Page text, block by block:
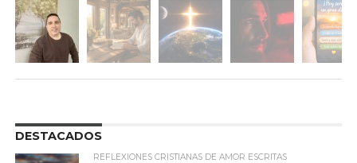
DESTACADOS
REFLEXIONES CRISTIANAS DE AMOR ESCRITAS